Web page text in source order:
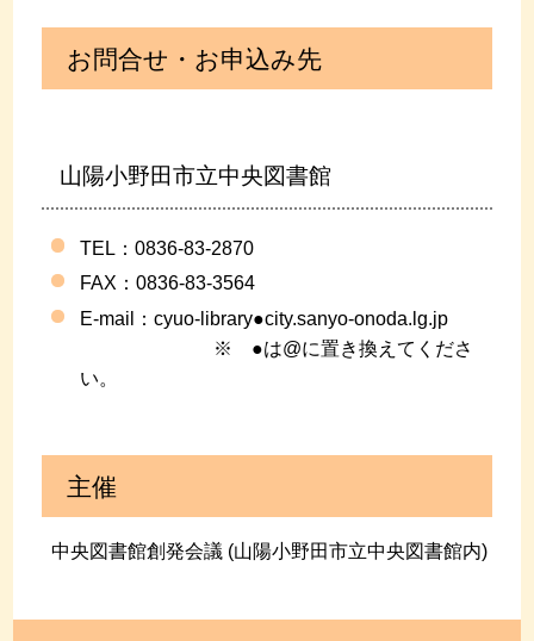
お問合せ・お申込み先
山陽小野田市立中央図書館
TEL：0836-83-2870
FAX ：0836-83-3564
E-mail：cyuo-library●city.sanyo-onoda.lg.jp
※ ●は@に置き換えてくださ
い。
主催
中央図書館創発会議 (山陽小野田市立中央図書館内)